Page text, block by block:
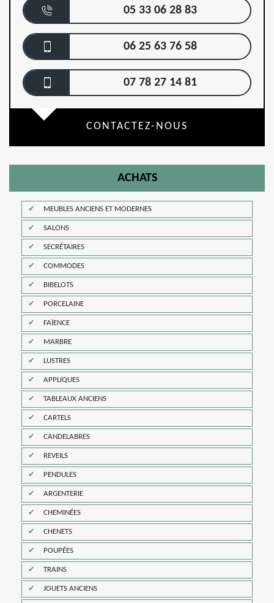
05 33 06 28 83
06 25 63 76 58
07 78 27 14 81
CONTACTEZ-NOUS
ACHATS
MEUBLES ANCIENS ET MODERNES
SALONS
SECRÉTAIRES
COMMODES
BIBELOTS
PORCELAINE
FAÏENCE
MARBRE
LUSTRES
APPLIQUES
TABLEAUX ANCIENS
CARTELS
CANDELABRES
REVEILS
PENDULES
ARGENTERIE
CHEMINÉES
CHENETS
POUPÉES
TRAINS
JOUETS ANCIENS